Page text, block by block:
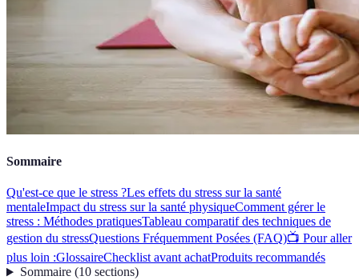
Sommaire
Qu'est-ce que le stress ?Les effets du stress sur la santé
mentaleImpact du stress sur la santé physiqueComment gérer le
stress : Méthodes pratiquesTableau comparatif des techniques de
gestion du stressQuestions Fréquemment Posées (FAQ)📺 Pour aller
plus loin :GlossaireChecklist avant achatProduits recommandés
Sommaire(10 sections)